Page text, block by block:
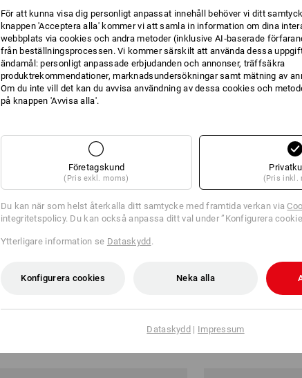
e.s. t-shirt cotton
från 93,75 kr
För att kunna visa dig personligt anpassat innehåll behöver vi ditt
knappen 'Acceptera alla' kommer vi att samla in information om dina
webbplats via cookies och andra metoder (inklusive AI‑baserade
från beställningsprocessen. Vi kommer särskilt att använda dessa
ändamål: personligt anpassade erbjudanden och annonser, träffsäkra
produktrekommendationer, marknadsundersökningar samt mätning av
Om du inte vill det kan du avvisa användning av dessa cookies och
på knappen 'Avvisa alla'.
Företagskund
(Pris exkl. moms) (Pris inkl.
Du kan när som helst återkalla ditt samtycke med framtida verkan via
integritetspolicy. Du kan också anpassa ditt val under ”Konfigurera
Ytterligare information se Dataskydd.
Konfigurera cookies Neka alla
Dataskydd | Impressum